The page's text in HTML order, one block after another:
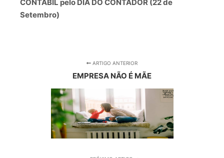
CONTÁBIL pelo DIA DO CONTADOR (22 de
Setembro)
ARTIGO ANTERIOR
EMPRESA NÃO É MÃE